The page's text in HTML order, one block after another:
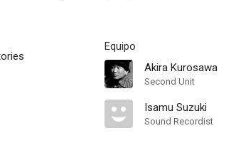
Equipo
Akira Kurosawa
Second Unit
Isamu Suzuki
Sound Recordist